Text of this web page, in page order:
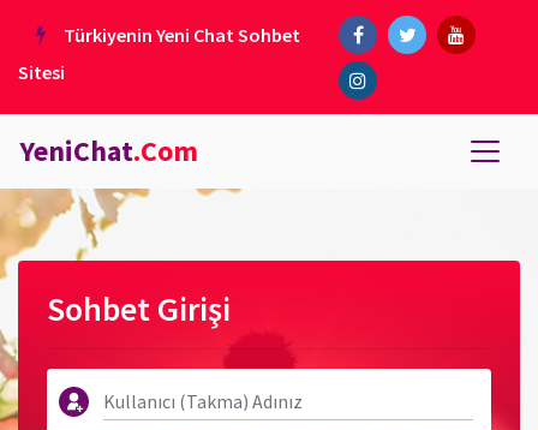
Türkiyenin Yeni Chat Sohbet
Sitesi
YeniChat.Com
Sohbet Girişi